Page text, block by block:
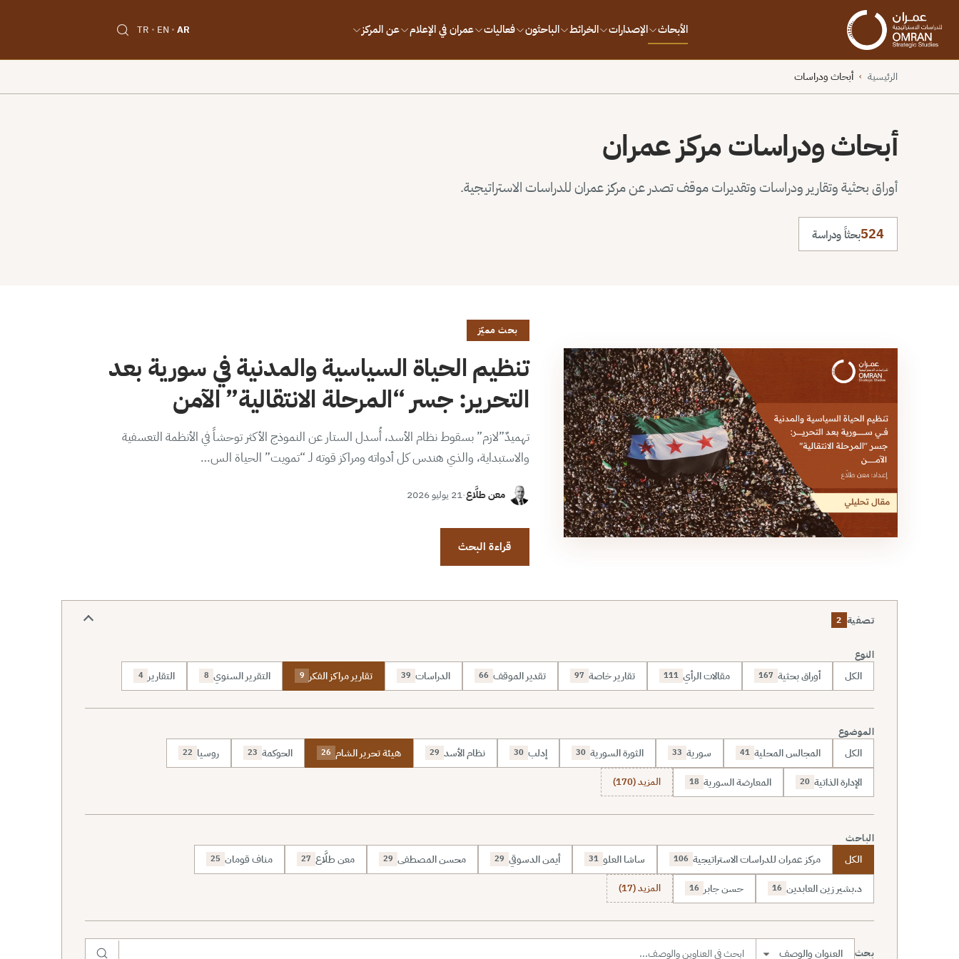
الأبحاث الإصدارات الخرائط الباحثون فعاليات عمران في الإعلام عن المركز AR
EN
TR
الرئيسية › أبحاث ودراسات
أبحاث ودراسات مركز عمران
أوراق بحثية وتقارير ودراسات وتقديرات موقف تصدر عن مركز عمران للدراسات الاستراتيجية.
524بحثاً ودراسة
بحث مميّز
تنظيم الحياة السياسية والمدنية في سورية بعد
التحرير: جسر “المرحلة الانتقالية” الآمن
تهميدٌ”لازم” بسقوط نظام الأسد، أُسدل الستار عن النموذج الأكثر توحشاً في الأنظمة التعسفية
والاستبداية، والذي هندس كل أدواته ومراكز قوته لـ “تمويت” الحياة الس…
معن طلَّاع·21 يوليو 2026
قراءة البحث
تصفية 2
النوع
الكل أوراق بحثية 167 مقالات الرأي 111 تقارير خاصة 97 تقدير الموقف 66 الدراسات 39 تقارير مراكز الفكر 9 التقرير السنوي 8 التقارير 4
الموضوع
الكل المجالس المحلية 41 سورية 33 الثورة السورية 30 إدلب 30 نظام الأسد 29 هيئة تحرير الشام 26 الحوكمة 23 روسيا 22
الإدارة الذاتية 20 المعارضة السورية 18 المزيد (170)
الباحث
الكل مركز عمران للدراسات الاستراتيجية 106 ساشا العلو 31 أيمن الدسوقي 29 محسن المصطفى 29 معن طلَّاع 27 مناف قومان 25
د.بشير زين العابدين 16 حسن جابر 16 المزيد (17)
بحث